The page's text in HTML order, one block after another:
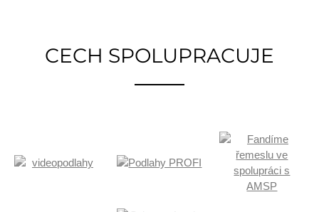
CECH SPOLUPRACUJE